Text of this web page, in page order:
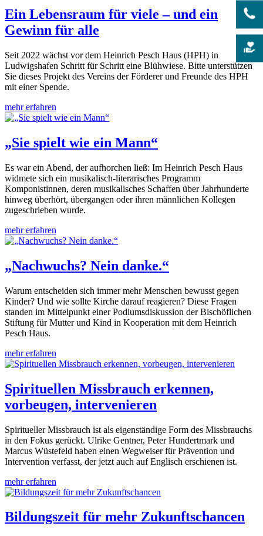
Ein Lebensraum für viele – und ein
Gewinn für alle
Seit 2022 wächst vor dem Heinrich Pesch Haus (HPH) in
Ludwigshafen Schritt für Schritt eine Blühwiese. Bitte unterstützen
Sie dieses Projekt des Vereins der Förderer und Freunde des HPH
mit einer Spende.
mehr erfahren
„Sie spielt wie ein Mann“
Es war ein Abend, der aufhorchen ließ: Im Heinrich Pesch Haus
widmete sich ein musikalisch-literarisches Programm
Komponistinnen, deren musikalisches Schaffen über Jahrhunderte
hinweg überhört, übergangen oder ihren männlichen Kollegen
zugeschrieben wurde.
mehr erfahren
„Nachwuchs? Nein danke.“
Warum entscheiden sich immer mehr Menschen bewusst gegen
Kinder? Und wie sollte Kirche darauf reagieren? Diese Fragen
standen im Mittelpunkt einer Podiumsdiskussion der Bischöflichen
Stiftung für Mutter und Kind in Kooperation mit dem Heinrich
Pesch Haus.
mehr erfahren
Spirituellen Missbrauch erkennen,
vorbeugen, intervenieren
Spiritueller Missbrauch ist als eigenständige Form des Missbrauchs
in den Fokus gerückt. Ulrike Gentner, Peter Hundertmark und
Marcus Wüstefeld haben einen Wegweiser für Prävention und
Intervention verfasst, der jetzt auch auf Englisch erschienen ist.
mehr erfahren
Bildungszeit für mehr Zukunftschancen